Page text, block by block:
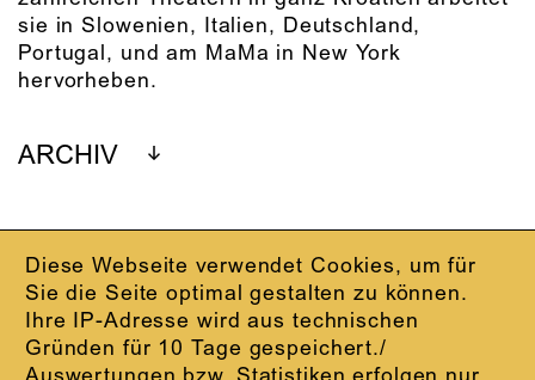
Diese Webseite verwendet Cookies, um für
Sie die Seite optimal gestalten zu können.
Ihre IP-Adresse wird aus technischen
Gründen für 10 Tage gespeichert./
sie in Slowenien, Italien, Deutschland,
Portugal, und am MaMa in New York
hervorheben.
ARCHIV
IMPRESSUM
DATENSCHUTZ
AGB
KONTAKT